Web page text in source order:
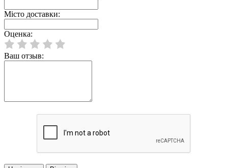
Місто доставки:
Оценка:
Ваш отзыв: